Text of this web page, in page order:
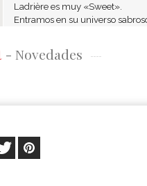
Ladrière es muy «Sweet».
Entramos en su universo
es de honrar al rubio a veces...
- Novedades